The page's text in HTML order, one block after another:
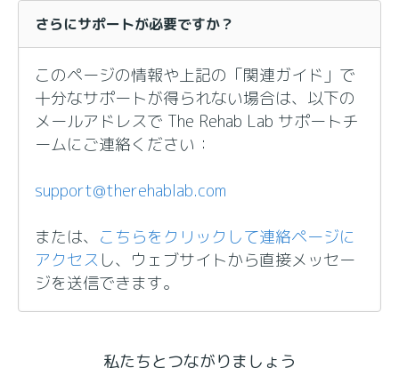
さらにサポートが必要ですか？
このページの情報や上記の「関連ガイド」で
十分なサポートが得られない場合は、以下の
メールアドレスで The Rehab Lab サポートチ
ームにご連絡ください：
support@therehablab.com
または、 こちらをクリックして連絡ページに
アクセス し、ウェブサイトから直接メッセー
ジを送信できます。
私たちとつながりましょう